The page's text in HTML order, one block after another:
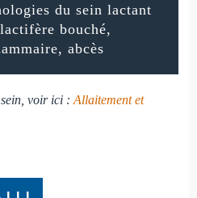
du sein lactant
bouché,
abcès
voir ici : Allaitement et